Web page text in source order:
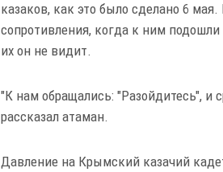
казаков, как это было сделано 6
сопротивления, когда к ним
их он не видит.
"К нам обращались: "Разойдитесь", и
рассказал атаман.
Давление на Крымский казачий